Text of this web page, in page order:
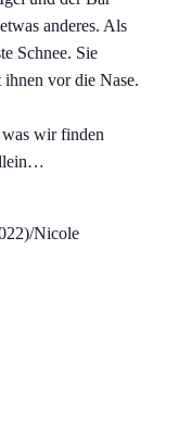
anderes. Als
Schnee. Sie
vor die Nase.
was wir finden
Nicole